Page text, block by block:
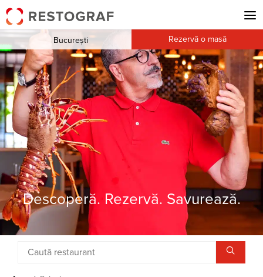
Descoperă. Rezervă. Savurează.
București Rezervă o masă